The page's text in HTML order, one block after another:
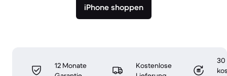
iPhone shoppen
12 Monate
Kostenlose
30